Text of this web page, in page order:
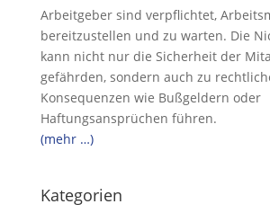
Arbeitgeber sind verpflichtet,
bereitzustellen und zu warten. Die
kann nicht nur die Sicherheit der
gefährden, sondern auch zu
Konsequenzen wie Bußgeldern oder
Haftungsansprüchen führen.
(mehr …)
Kategorien